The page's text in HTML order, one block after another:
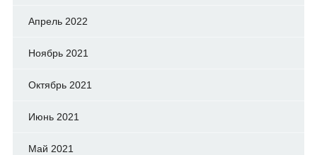
Апрель 2022
Ноябрь 2021
Октябрь 2021
Июнь 2021
Май 2021